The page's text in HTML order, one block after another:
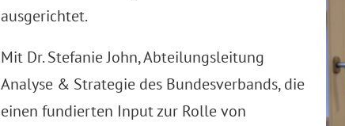
ausgerichtet.
Mit Dr. Stefanie John, Abteilungsleitung
Analyse & Strategie des Bundesverbands, die
einen fundierten Input zur Rolle von